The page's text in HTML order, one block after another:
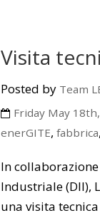
Visita
Posted by Team
Friday May
enerGITE, fabbrica,
In
Industriale (DII),
una visita